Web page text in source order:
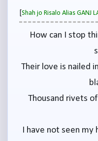
[Shah jo Risalo Alias GANJ
How can I stop
Their love is nailed
Thousand rivets
I have not seen my